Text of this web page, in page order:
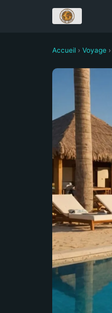
Accueil › Voyage ›